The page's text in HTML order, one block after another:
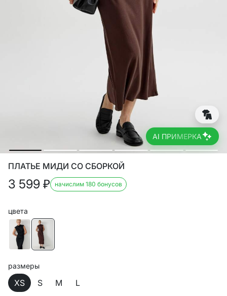
AI ПРИМЕРКА
ПЛАТЬЕ МИДИ СО СБОРКОЙ
3 599 ₽ начислим 180 бонусов
цвета
размеры
XS S M L